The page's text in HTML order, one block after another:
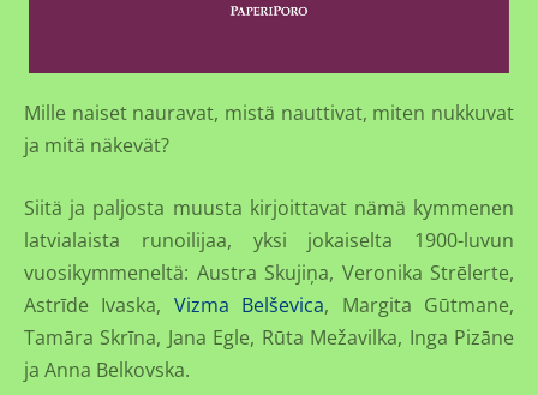
Mille naiset nauravat, mistä nauttivat, miten nukkuvat
ja mitä näkevät?
Siitä ja paljosta muusta kirjoittavat nämä kymmenen
latvialaista runoilijaa, yksi jokaiselta 1900-luvun
vuosikymmeneltä: Austra Skujiņa, Veronika Strēlerte,
Astrīde Ivaska, Vizma Belševica, Margita Gūtmane,
Tamāra Skrīna, Jana Egle, Rūta Mežavilka, Inga Pizāne
ja Anna Belkovska.